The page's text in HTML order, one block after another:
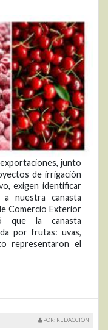
junto
de irrigación
exigen identificar
nuestra canasta
Comercio Exterior
que la canasta
por frutas: uvas,
representaron el
POR: REDACCIÓN